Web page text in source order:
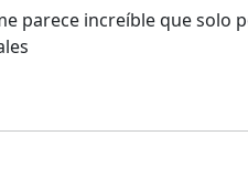
increíble que solo